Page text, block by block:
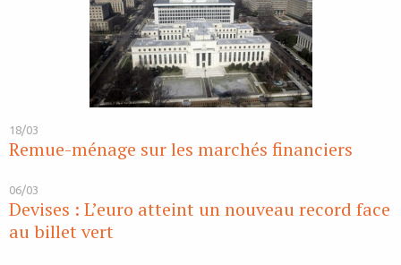
18/03
Remue-ménage sur les marchés financiers
06/03
Devises : L’euro atteint un nouveau record face
au billet vert